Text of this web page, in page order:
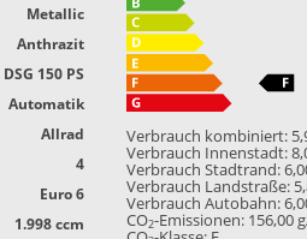
Metallic
Anthrazit
150 PS
Automatik
Allrad
4
Euro 6
1.998 ccm
Verbrauch kombiniert:
Verbrauch Innenstadt:
Verbrauch Stadtrand:
Verbrauch Landstraße:
Verbrauch Autobahn:
CO2-Emissionen: 156,00